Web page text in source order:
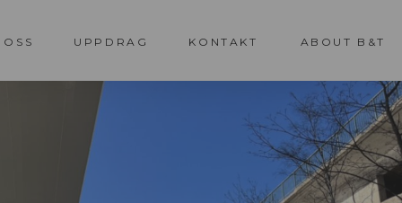
UPPDRAG KONTAKT ABOUT B&T